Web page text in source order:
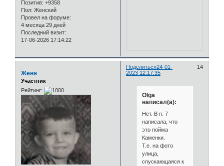
Позитив: +9358
Пол: Женский
Провел на форуме:
4 месяца 29 дней
Последний визит:
17-06-2026 17:14:22
Поделиться 14
24-01-
2023 12:17:35
Женя
Участник
Рейтинг:
Olga
написал(а):
Нет. В п. 7
написала, что
это пойма
Каменки.
Т.е. на фото
улица,
спускающаяся к